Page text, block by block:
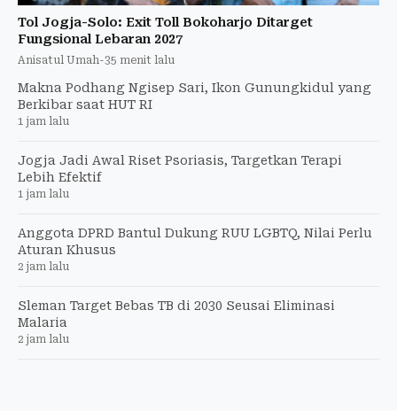
Tol Jogja-Solo: Exit Toll Bokoharjo Ditarget
Fungsional Lebaran 2027
Anisatul Umah-35 menit lalu
Makna Podhang Ngisep Sari, Ikon Gunungkidul yang
Berkibar saat HUT RI
1 jam lalu
Jogja Jadi Awal Riset Psoriasis, Targetkan Terapi
Lebih Efektif
1 jam lalu
Anggota DPRD Bantul Dukung RUU LGBTQ, Nilai Perlu
Aturan Khusus
2 jam lalu
Sleman Target Bebas TB di 2030 Seusai Eliminasi
Malaria
2 jam lalu